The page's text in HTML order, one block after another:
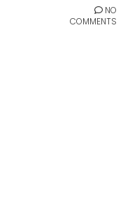
NO
COMMENTS